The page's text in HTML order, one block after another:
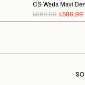
CS Weda Mavi
₺599,99
₺869,99